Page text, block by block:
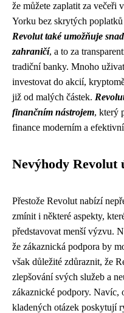
že můžete zaplatit za večeři
Yorku bez skrytých
Revolut také umožňuje
zahraničí, a to za
tradiční banky. Mnoho
investovat do akcií,
již od malých částek.
finančním nástrojem, který
finance moderním a
Nevýhody Revolut
Přestože Revolut nabízí
zmínit i některé aspekty,
představovat menší výzvu.
že zákaznická podpora by
však důležité zdůraznit, že
zlepšování svých služeb a
zákaznické podpory. Navíc,
kladených otázek poskytují